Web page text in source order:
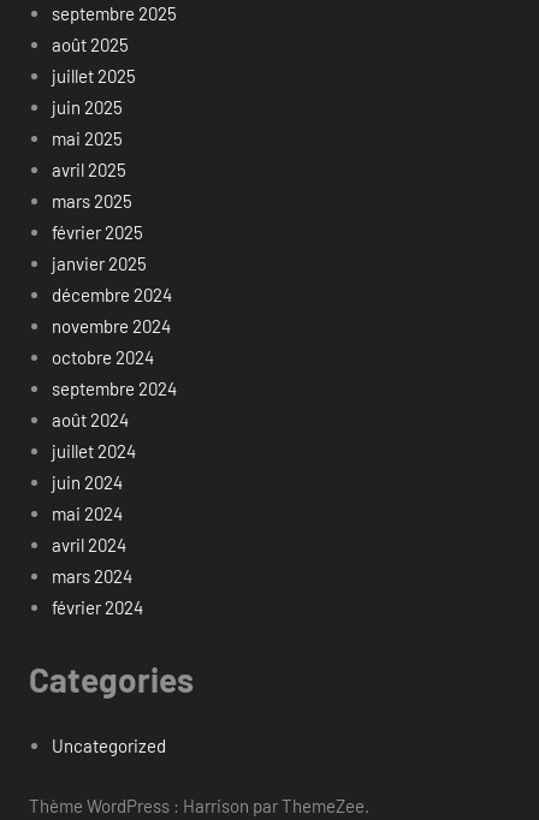
septembre 2025
août 2025
juillet 2025
juin 2025
mai 2025
avril 2025
mars 2025
février 2025
janvier 2025
décembre 2024
novembre 2024
octobre 2024
septembre 2024
août 2024
juillet 2024
juin 2024
mai 2024
avril 2024
mars 2024
février 2024
Categories
Uncategorized
Thème WordPress : Harrison par ThemeZee.